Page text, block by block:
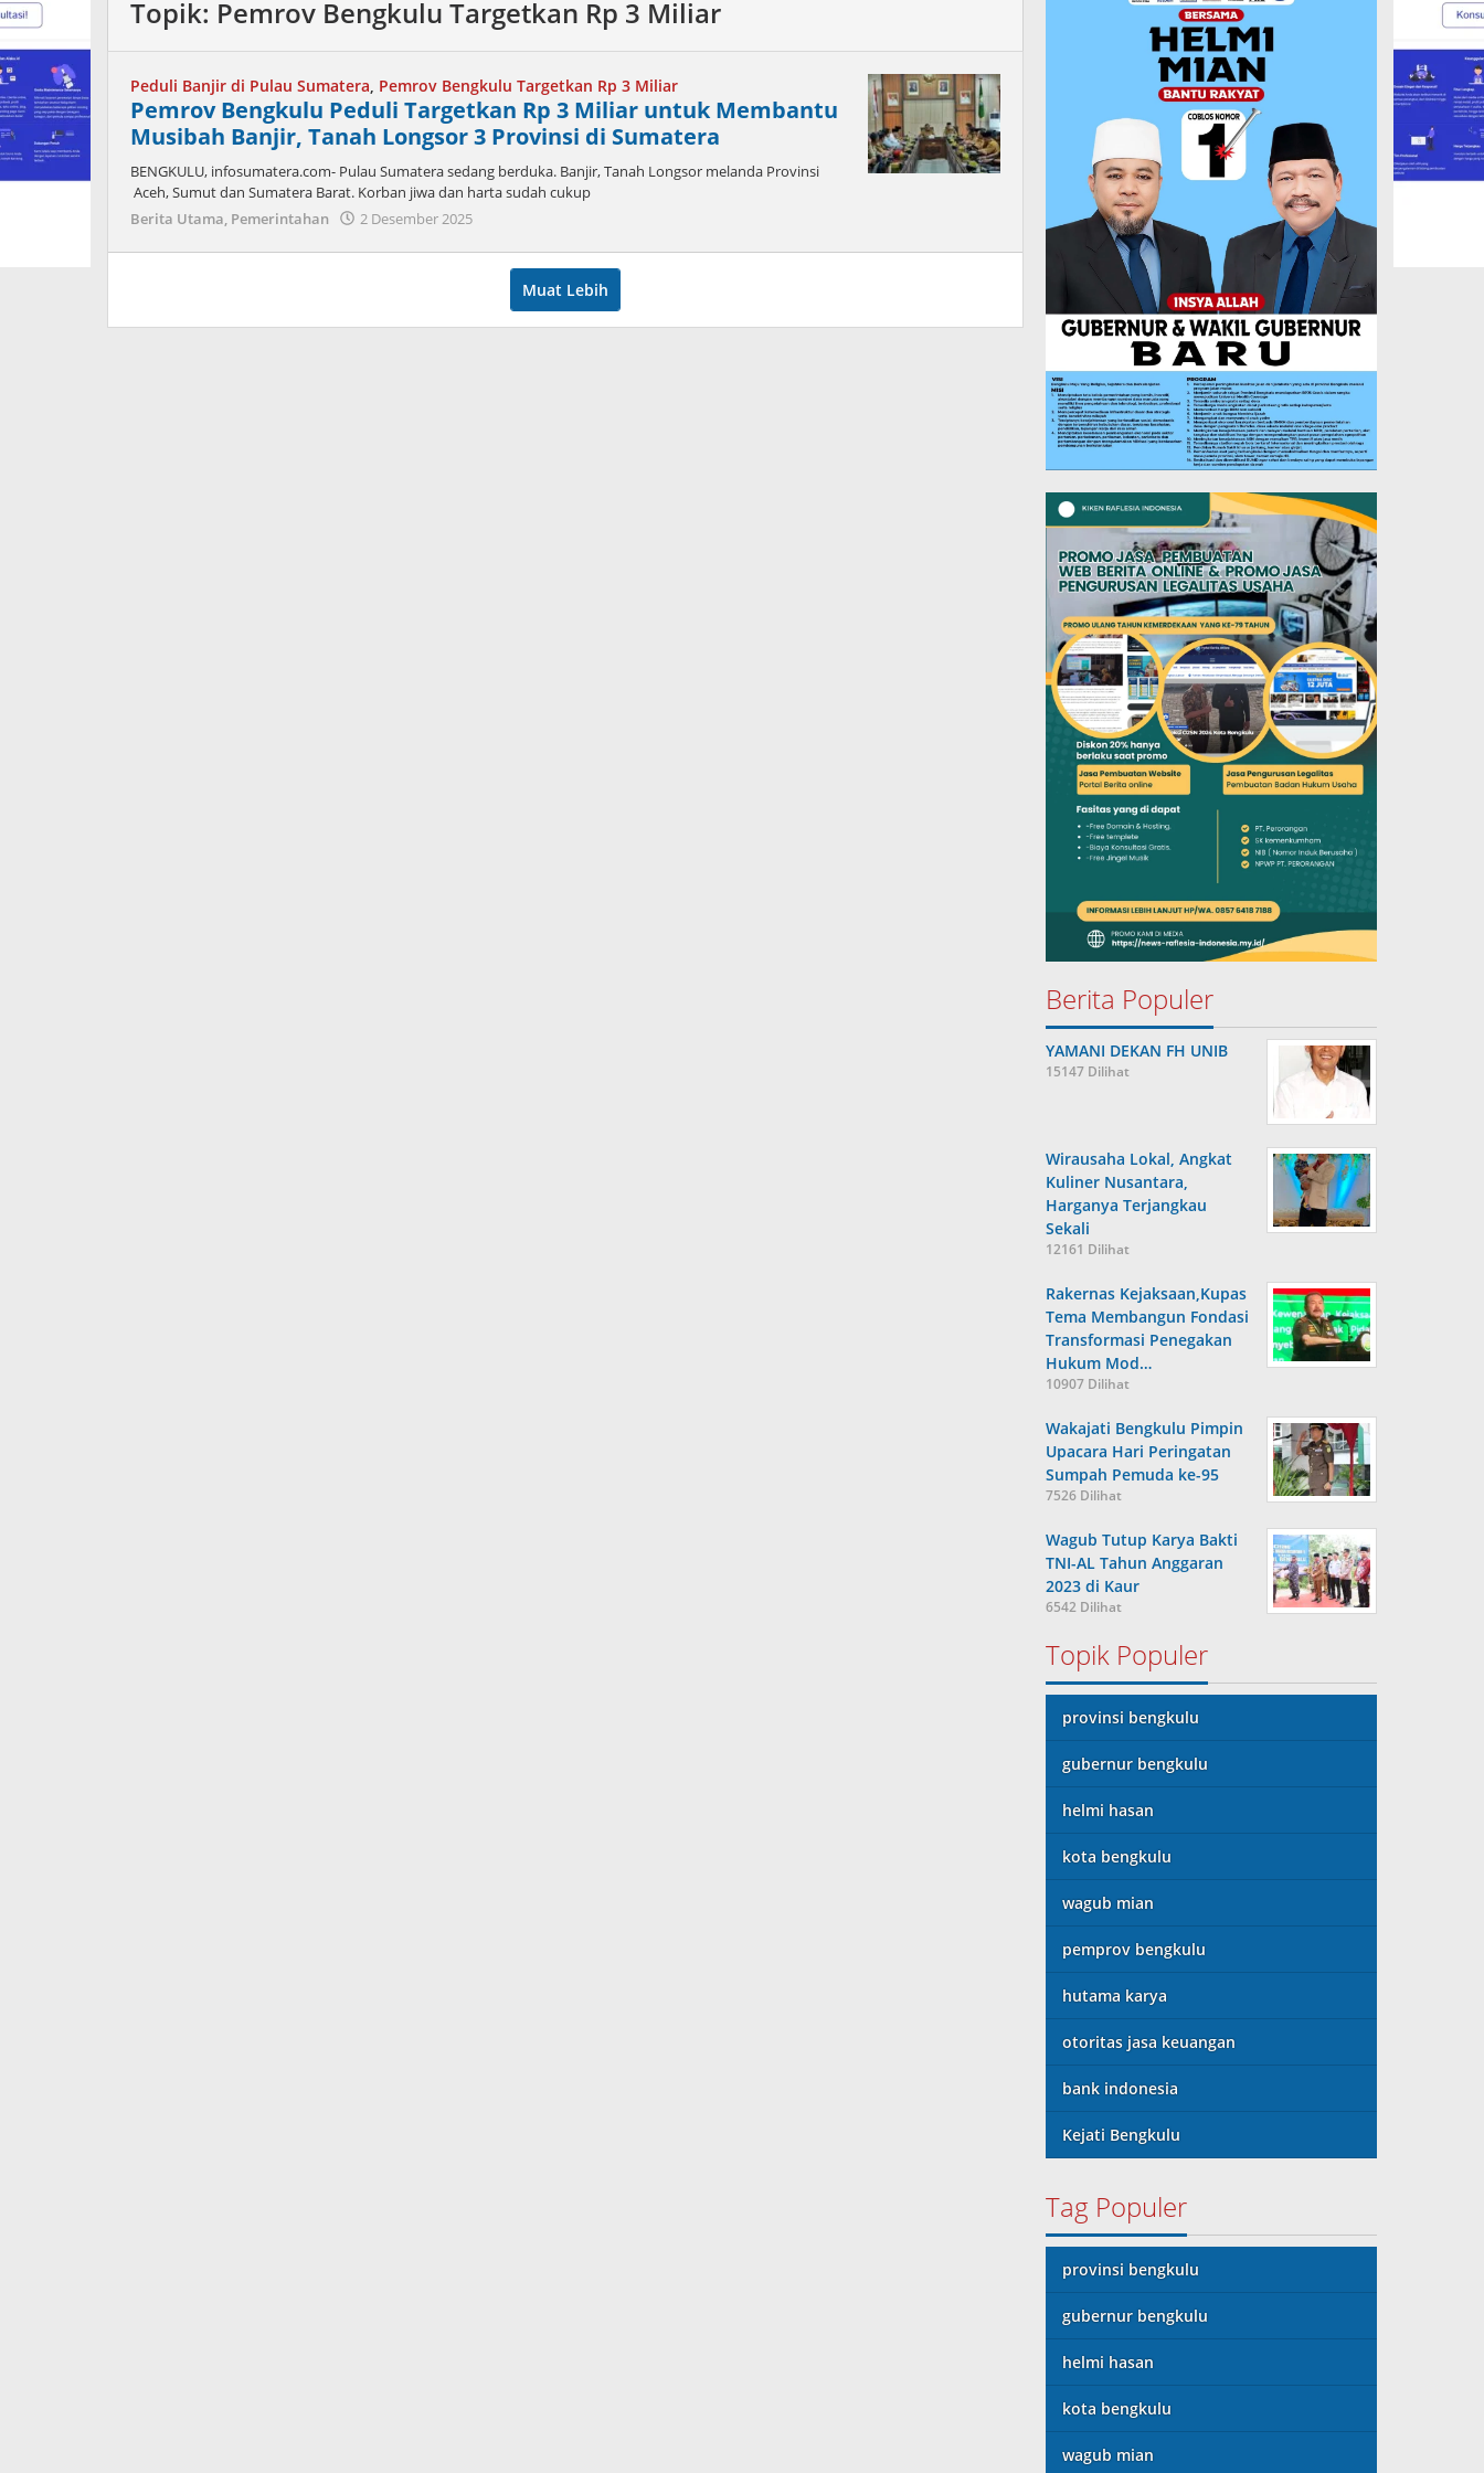
Topik: Pemrov Bengkulu Targetkan Rp 3 Miliar
Peduli Banjir di Pulau Sumatera Pemrov Bengkulu Targetkan Rp 3 Miliar
Pemrov Bengkulu Peduli Targetkan Rp 3 Miliar untuk Membantu
Musibah Banjir, Tanah Longsor 3 Provinsi di Sumatera
BENGKULU, infosumatera.com- Pulau Sumatera sedang berduka. Banjir, Tanah Longsor melanda Provinsi
Aceh, Sumut dan Sumatera Barat. Korban jiwa dan harta sudah cukup
Berita Utama Pemerintahan 2 Desember 2025
Muat Lebih
Berita Populer
YAMANI DEKAN FH UNIB
15147 Dilihat
Wirausaha Lokal, Angkat
Kuliner Nusantara,
Harganya Terjangkau
Sekali
12161 Dilihat
Rakernas Kejaksaan,Kupas
Tema Membangun Fondasi
Transformasi Penegakan
Hukum Mod…
10907 Dilihat
Wakajati Bengkulu Pimpin
Upacara Hari Peringatan
Sumpah Pemuda ke-95
7526 Dilihat
Wagub Tutup Karya Bakti
TNI-AL Tahun Anggaran
2023 di Kaur
6542 Dilihat
Topik Populer
provinsi bengkulu
gubernur bengkulu
helmi hasan
kota bengkulu
wagub mian
pemprov bengkulu
hutama karya
otoritas jasa keuangan
bank indonesia
Kejati Bengkulu
Tag Populer
provinsi bengkulu
gubernur bengkulu
helmi hasan
kota bengkulu
wagub mian